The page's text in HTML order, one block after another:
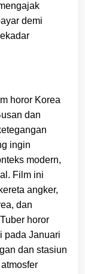
demi
horor Korea
dan
ingin
modern,
Film ini
angker,
dan
horor
pada Januari
dan stasiun